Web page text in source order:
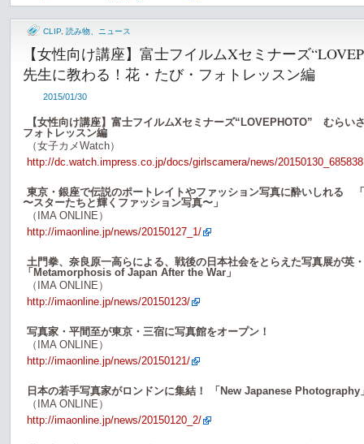
CLIP, 読み物、ニュース
【女性向け講座】富士フイルムXセミナーズ
先生に教わる！花・たび・フォトレッスン編
2015/01/30
【女性向け講座】富士フイルムXセミナーズ“LOVEPHOTO” むらい
フォトレッスン編
（女子カメWatch）
http://dc.watch.impress.co.jp/docs/girlscamera/news/
東京・銀座で伝説のポートレイトやファッション写真に酔いしれる
〜スターたちと輝くファッション写真〜」
（IMA ONLINE）
http://imaonline.jp/news/20150127_1/
土門拳、奈良原一高らによる、戦後の日本社会をとらえた写真展が
「Metamorphosis of Japan After the War」
（IMA ONLINE）
http://imaonline.jp/news/20150123/
写真家・平間至が東京・三宿に写真館をオープン！
（IMA ONLINE）
http://imaonline.jp/news/20150121/
日本の若手写真家がロンドンに集結！ 「New Japanese Photography
（IMA ONLINE）
http://imaonline.jp/news/20150120_2/